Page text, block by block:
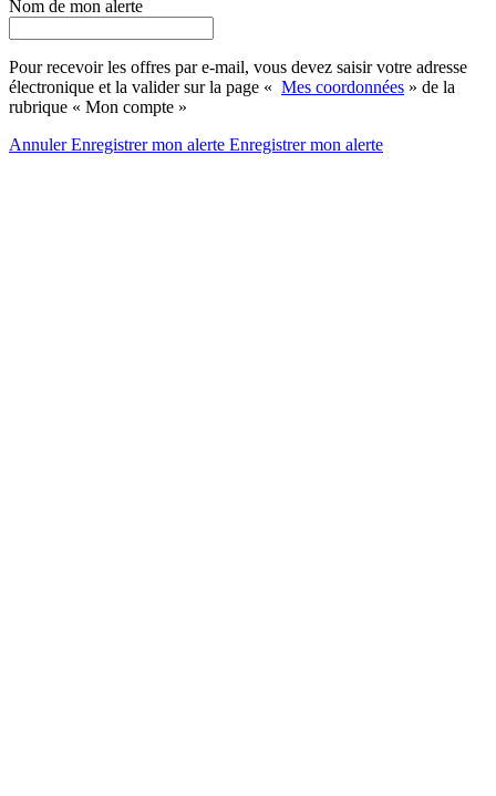
Nom de mon alerte
Pour recevoir les offres par e-mail, vous devez saisir votre adresse
électronique et la valider sur la page « Mes coordonnées » de la
rubrique « Mon compte »
AnnulerEnregistrer mon alerte Enregistrermon alerte